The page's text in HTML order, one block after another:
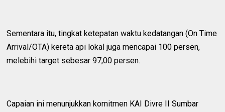
Sementara itu, tingkat ketepatan waktu kedatangan (On Time
Arrival/OTA) kereta api lokal juga mencapai 100 persen,
melebihi target sebesar 97,00 persen.
Capaian ini menunjukkan komitmen KAI Divre II Sumbar